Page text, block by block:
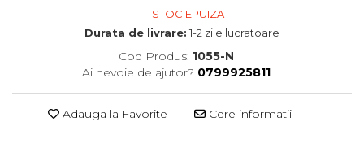
STOC EPUIZAT
Durata de livrare: 1-2 zile lucratoare
Cod Produs: 1055-N
Ai nevoie de ajutor? 0799925811
Adauga la Favorite Cere informatii